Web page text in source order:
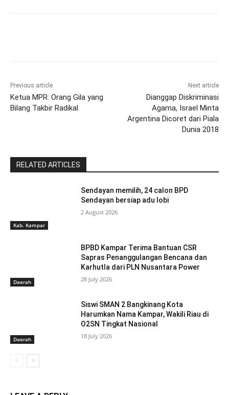
Previous article
Ketua MPR: Orang Gila yang
Bilang Takbir Radikal
Next article
Dianggap Diskriminasi
Agama, Israel Minta
Argentina Dicoret dari Piala
Dunia 2018
RELATED ARTICLES
Kab. Kampar
Sendayan memilih, 24 calon BPD
Sendayan bersiap adu lobi
2 August 2026
Daerah
BPBD Kampar Terima Bantuan CSR
Sapras Penanggulangan Bencana dan
Karhutla dari PLN Nusantara Power
28 July 2026
Daerah
Siswi SMAN 2 Bangkinang Kota
Harumkan Nama Kampar, Wakili Riau di
O2SN Tingkat Nasional
18 July 2026